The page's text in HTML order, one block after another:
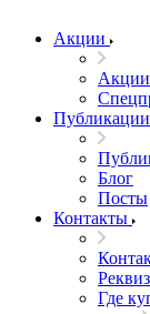
Акции
Акции
Публикации
Блог
Посты
Контакты
Где